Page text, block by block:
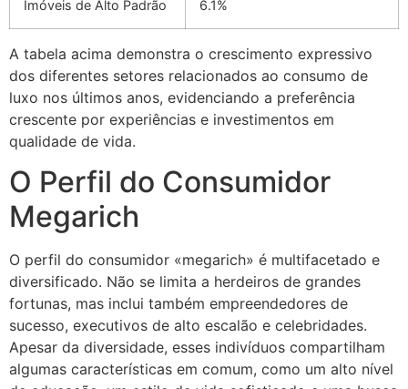
Imóveis de Alto Padrão 6.1%
A tabela acima demonstra o crescimento expressivo
dos diferentes setores relacionados ao consumo de
luxo nos últimos anos, evidenciando a preferência
crescente por experiências e investimentos em
qualidade de vida.
O Perfil do Consumidor
Megarich
O perfil do consumidor «megarich» é multifacetado e
diversificado. Não se limita a herdeiros de grandes
fortunas, mas inclui também empreendedores de
sucesso, executivos de alto escalão e celebridades.
Apesar da diversidade, esses indivíduos compartilham
algumas características em comum, como um alto nível